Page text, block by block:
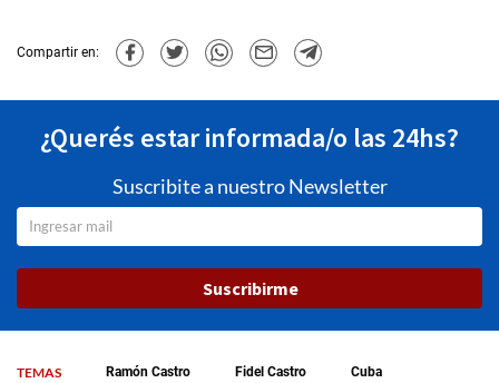
Compartir en:
¿Querés estar informada/o las 24hs?
Suscribite a nuestro Newsletter
Suscribirme
TEMAS Ramón Castro Fidel Castro Cuba